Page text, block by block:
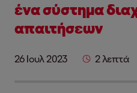
ένα σύστημα
απαιτήσεων
26 Ιουλ 2023 2 λεπτά